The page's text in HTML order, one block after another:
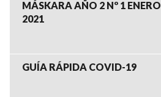
MÁSKARA AÑO 2 Nº 1 ENERO
2021
GUÍA RÁPIDA COVID-19